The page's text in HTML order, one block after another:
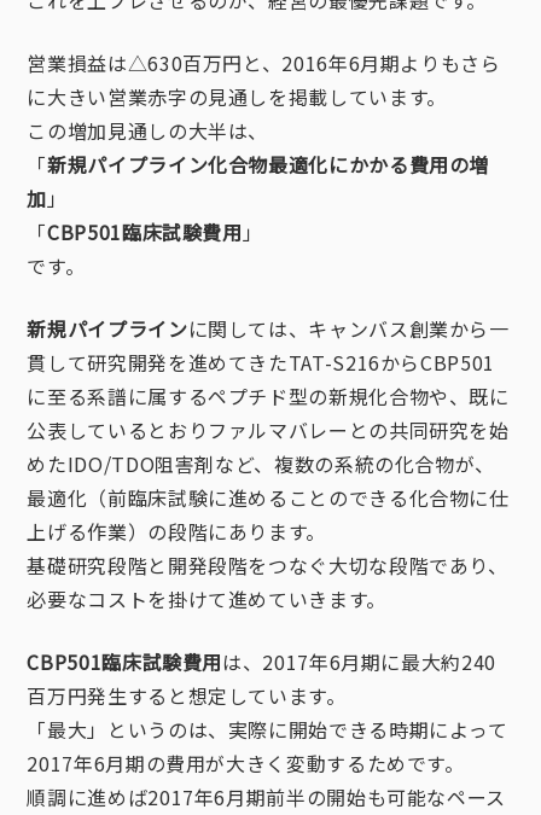
営業損益は△630百万円と、2016年6月期よりもさら
に大きい営業赤字の見通しを掲載しています。
この増加見通しの大半は、
「新規パイプライン化合物最適化にかかる費用の増
加 」
「CBP501臨床試験費用 」
です。
新規パイプラインに関しては、キャンバス創業から一
貫して研究開発を進めてきたTAT-S216からCBP501
に至る系譜に属するペプチド型の新規化合物や、既に
公表しているとおりファルマバレーとの共同研究を始
めたIDO/TDO阻害剤など、複数の系統の化合物が、
最適化（前臨床試験に進めることのできる化合物に仕
上げる作業）の段階にあります。
基礎研究段階と開発段階をつなぐ大切な段階であり、
必要なコストを掛けて進めていきます。
CBP501臨床試験費用は、2017年6月期に最大約240
百万円発生すると想定しています。
「最大」というのは、実際に開始できる時期によって
2017年6月期の費用が大きく変動するためです。
順調に進めば2017年6月期前半の開始も可能なペース